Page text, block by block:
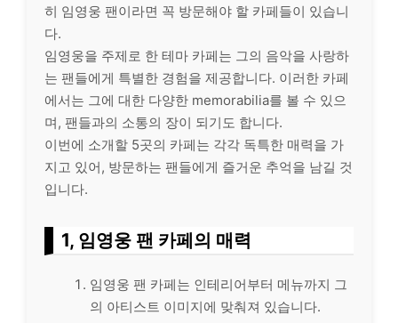
히 임영웅 팬이라면 꼭 방문해야 할 카페들이 있습니
다.
임영웅을 주제로 한 테마 카페는 그의 음악을 사랑하
는 팬들에게 특별한 경험을 제공합니다. 이러한 카페
에서는 그에 대한 다양한 memorabilia를 볼 수 있으
며, 팬들과의 소통의 장이 되기도 합니다.
이번에 소개할 5곳의 카페는 각각 독특한 매력을 가
지고 있어, 방문하는 팬들에게 즐거운 추억을 남길 것
입니다.
1, 임영웅 팬 카페의 매력
임영웅 팬 카페는 인테리어부터 메뉴까지 그
의 아티스트 이미지에 맞춰져 있습니다.